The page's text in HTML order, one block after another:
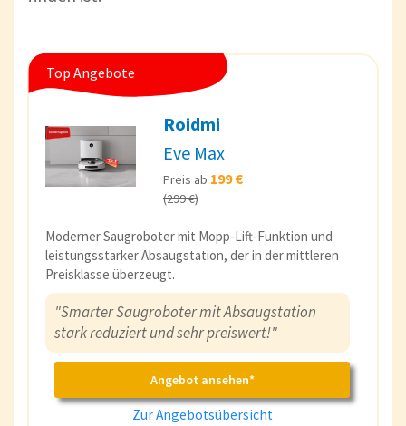
Top Angebote
Roidmi
Eve Max
Preis ab 199 €
(299 €)
Moderner Saugroboter mit Mopp-Lift-Funktion und
leistungsstarker Absaugstation, der in der mittleren
Preisklasse überzeugt.
"Smarter Saugroboter mit Absaugstation
stark reduziert und sehr preiswert!"
Angebot ansehen*
Zur Angebotsübersicht